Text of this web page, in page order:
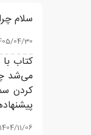
سلام
04/30
می‌شد
کردن
1404/11/06